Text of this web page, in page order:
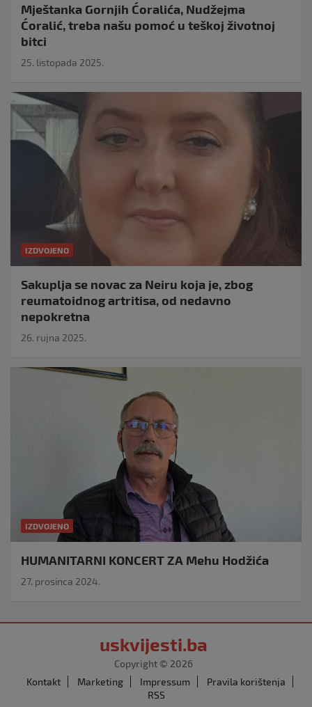
Mještanka Gornjih Ćoralića, Nudžejma
Ćoralić, treba našu pomoć u teškoj životnoj
bitci
25. listopada 2025.
IZDVOJENO
Sakuplja se novac za Neiru koja je, zbog
reumatoidnog artritisa, od nedavno
nepokretna
26. rujna 2025.
IZDVOJENO
HUMANITARNI KONCERT ZA Mehu Hodžića
27. prosinca 2024.
uskvijesti.ba
Copyright © 2026
Kontakt
Marketing Impressum
Pravila korištenja
RSS